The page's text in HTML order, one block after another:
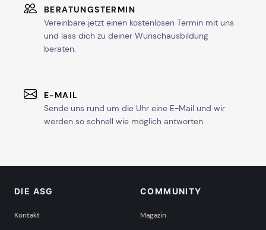
BERATUNGSTERMIN
Vereinbare jetzt einen kostenlosen Termin mit uns
und lass dich zu deiner Wunschausbildung
beraten.
E-MAIL
Sende uns rund um die Uhr eine E-Mail und wir
werden so schnell wie möglich antworten.
DIE ASG
Kontakt
COMMUNITY
Magazin